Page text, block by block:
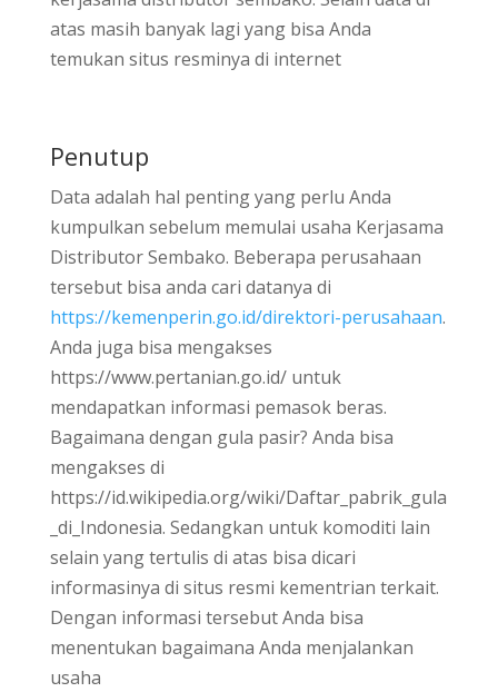
atas masih banyak lagi yang bisa Anda
temukan situs resminya di internet
Penutup
Data adalah hal penting yang perlu Anda
kumpulkan sebelum memulai usaha Kerjasama
Distributor Sembako. Beberapa perusahaan
tersebut bisa anda cari datanya di
https://kemenperin.go.id/direktori-perusahaan.
Anda juga bisa mengakses
https://www.pertanian.go.id/ untuk
mendapatkan informasi pemasok beras.
Bagaimana dengan gula pasir? Anda bisa
mengakses di
https://id.wikipedia.org/wiki/Daftar_pabrik_gula
_di_Indonesia. Sedangkan untuk komoditi lain
selain yang tertulis di atas bisa dicari
informasinya di situs resmi kementrian terkait.
Dengan informasi tersebut Anda bisa
menentukan bagaimana Anda menjalankan
usaha